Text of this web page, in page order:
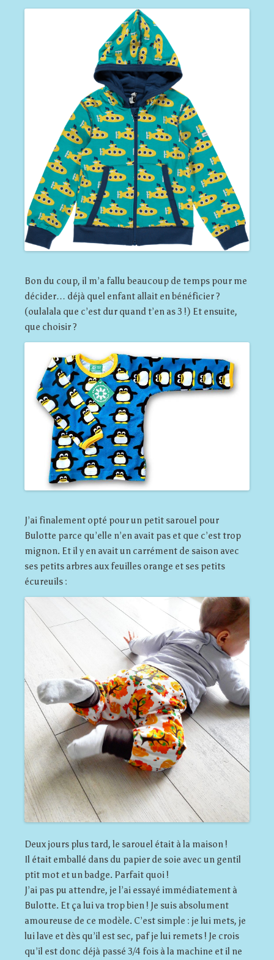
Bon du coup, il m’a fallu beaucoup de temps pour me
décider… déjà quel enfant allait en bénéficier ?
(oulalala que c’est dur quand t’en as 3 !) Et ensuite,
que choisir ?
J’ai finalement opté pour un petit sarouel pour
Bulotte parce qu’elle n’en avait pas et que c’est trop
mignon. Et il y en avait un carrément de saison avec
ses petits arbres aux feuilles orange et ses petits
écureuils :
Deux jours plus tard, le sarouel était à la maison !
Il était emballé dans du papier de soie avec un gentil
ptit mot et un badge. Parfait quoi !
J’ai pas pu attendre, je l’ai essayé immédiatement à
Bulotte. Et ça lui va trop bien ! Je suis absolument
amoureuse de ce modèle. C’est simple : je lui mets, je
lui lave et dès qu’il est sec, paf je lui remets ! Je crois
qu’il est donc déjà passé 3/4 fois à la machine et il ne